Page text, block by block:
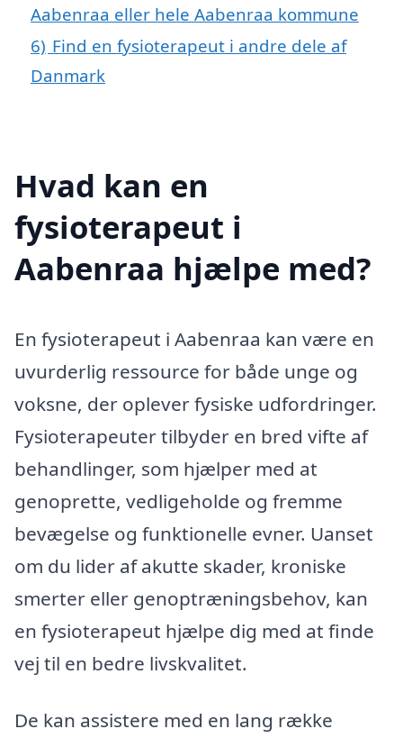
Aabenraa eller hele Aabenraa kommune
6) Find en fysioterapeut i andre dele af
Danmark
Hvad kan en
fysioterapeut i
Aabenraa hjælpe med?
En fysioterapeut i Aabenraa kan være en
uvurderlig ressource for både unge og
voksne, der oplever fysiske udfordringer.
Fysioterapeuter tilbyder en bred vifte af
behandlinger, som hjælper med at
genoprette, vedligeholde og fremme
bevægelse og funktionelle evner. Uanset
om du lider af akutte skader, kroniske
smerter eller genoptræningsbehov, kan
en fysioterapeut hjælpe dig med at finde
vej til en bedre livskvalitet.
De kan assistere med en lang række